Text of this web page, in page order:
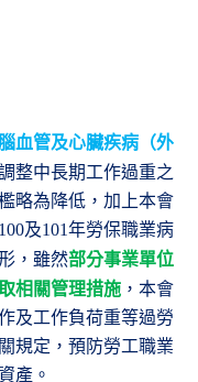
血管及心臟疾病（外
整中長期工作過重之
略為降低，加上本會
100及101年勞保職業病
，雖然部分事業單位
相關管理措施 ，本會
及工作負荷重等過勞
規定，預防勞工職業
產。